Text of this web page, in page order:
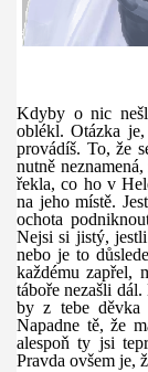
Kdyby o nic
oblékl. Otázka
provádíš. To, že
nutně
řekla, co ho v
na jeho místě.
ochota
Nejsi si jistý,
nebo je to
každému zapřel,
táboře nezašli
by z tebe děvka
Napadne tě, že
alespoň ty jsi
Pravda ovšem je,